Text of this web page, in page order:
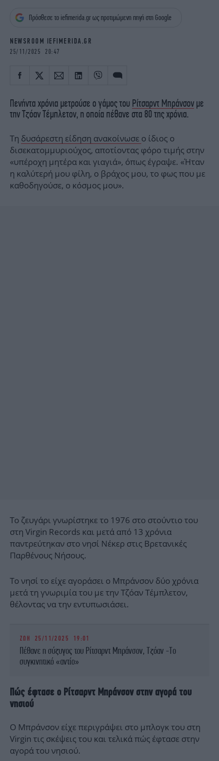
OSCARS
THE OCEAN
Πρόσθεσε το iefimerida.gr ως προτιμώμενη πηγή στη Google
NEWSROOM IEFIMERIDA.GR
25/11/2025 20:47
Πενήντα χρόνια μετρούσε ο γάμος του Ρίτσαρντ Μπράνσον με
την Τζόαν Τέμπλετον, η οποία πέθανε στα 80 της χρόνια.
Τη δυσάρεστη είδηση ανακοίνωσε ο ίδιος ο
δισεκατομμυριούχος, αποτίοντας φόρο τιμής στην
«υπέροχη μητέρα και γιαγιά», όπως έγραψε. «Ήταν
η καλύτερή μου φίλη, ο βράχος μου, το φως που με
καθοδηγούσε, ο κόσμος μου».
Το ζευγάρι γνωρίστηκε το 1976 στο στούντιο του
στη Virgin Records και μετά από 13 χρόνια
παντρεύτηκαν στο νησί Νέκερ στις Βρετανικές
Παρθένους Νήσους.
Το νησί το είχε αγοράσει ο Μπράνσον δύο χρόνια
μετά τη γνωριμία του με την Τζόαν Τέμπλετον,
θέλοντας να την εντυπωσιάσει.
ΖΩΗ 25/11/2025 19:01
Πέθανε η σύζυγος του Ρίτσαρντ Μπράνσον, Τζόαν -Το
συγκινητικό «αντίο»
Πώς έφτασε ο Ρίτσαρντ Μπράνσον στην αγορά του
νησιού
Ο Μπράνσον είχε περιγράψει στο μπλογκ του στη
Virgin τις σκέψεις του και τελικά πώς έφτασε στην
αγορά του νησιού.